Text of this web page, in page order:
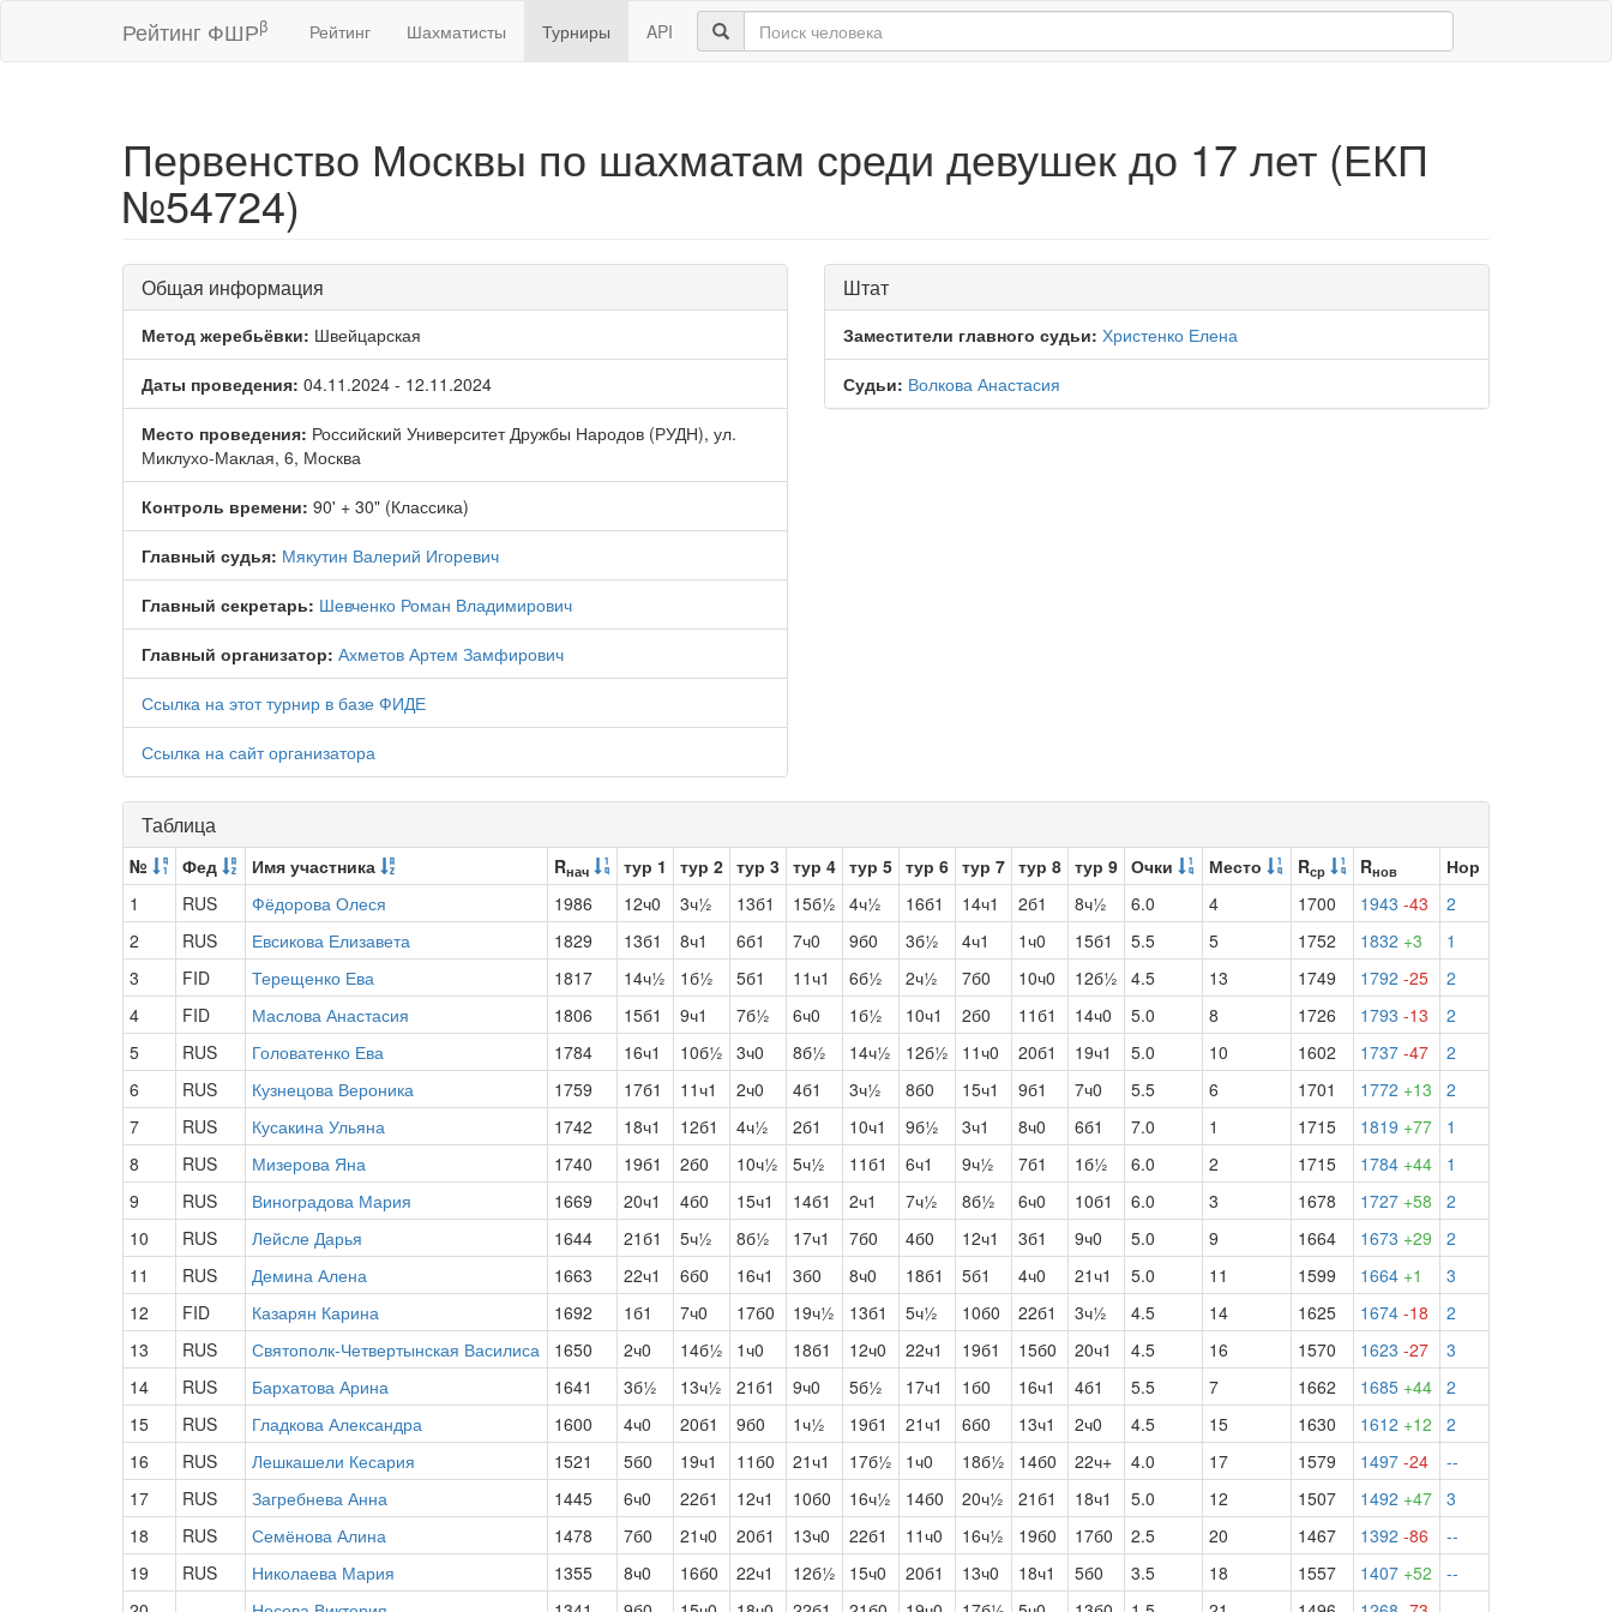
Рейтинг ФШРβ Рейтинг Шахматисты Турниры API
Первенство Москвы по шахматам среди девушек до 17 лет (ЕКП
№54724)
Общая информация
Метод жеребьёвки: Швейцарская
Даты проведения: 04.11.2024 - 12.11.2024
Место проведения: Российский Университет Дружбы Народов (РУДН), ул.
Миклухо-Маклая, 6, Москва
Контроль времени: 90' + 30" (Классика)
Главный судья: Мякутин Валерий Игоревич
Главный секретарь: Шевченко Роман Владимирович
Главный организатор: Ахметов Артем Замфирович
Ссылка на этот турнир в базе ФИДЕ
Ссылка на сайт организатора
Штат
Заместители главного судьи: Христенко Елена
Судьи: Волкова Анастасия
Таблица
№ Фед Имя участника Rнач тур 1 тур 2 тур 3 тур 4 тур 5 тур 6 тур 7 тур 8 тур 9 Очки Место Rср Rнов
Нор
1
RUS Фёдорова Олеся 1986 12ч0 3ч½ 13б1 15б½ 4ч½ 16б1 14ч1 2б1 8ч½ 6.0 4 1700 1943 -43
2
2
RUS Евсикова Елизавета 1829 13б1 8ч1 6б1 7ч0 9б0 3б½ 4ч1 1ч0 15б1 5.5 5 1752 1832 +3
1
3
FID Терещенко Ева 1817 14ч½ 1б½ 5б1 11ч1 6б½ 2ч½ 7б0 10ч0 12б½ 4.5 13 1749 1792 -25
2
4
FID Маслова Анастасия 1806 15б1 9ч1 7б½ 6ч0 1б½ 10ч1 2б0 11б1 14ч0 5.0 8 1726 1793 -13
2
5
RUS Головатенко Ева 1784 16ч1 10б½ 3ч0 8б½ 14ч½ 12б½ 11ч0 20б1 19ч1 5.0 10 1602 1737 -47
2
6
RUS Кузнецова Вероника 1759 17б1 11ч1 2ч0 4б1 3ч½ 8б0 15ч1 9б1 7ч0 5.5 6 1701 1772 +13
2
7
RUS Кусакина Ульяна 1742 18ч1 12б1 4ч½ 2б1 10ч1 9б½ 3ч1 8ч0 6б1 7.0 1 1715 1819 +77
1
8
RUS Мизерова Яна 1740 19б1 2б0 10ч½ 5ч½ 11б1 6ч1 9ч½ 7б1 1б½ 6.0 2 1715 1784 +44
1
9
RUS Виноградова Мария 1669 20ч1 4б0 15ч1 14б1 2ч1 7ч½ 8б½ 6ч0 10б1 6.0 3 1678 1727 +58
2
10
RUS Лейсле Дарья 1644 21б1 5ч½ 8б½ 17ч1 7б0 4б0 12ч1 3б1 9ч0 5.0 9 1664 1673 +29
2
11
RUS Демина Алена 1663 22ч1 6б0 16ч1 3б0 8ч0 18б1 5б1 4ч0 21ч1 5.0 11 1599 1664 +1
3
12
FID Казарян Карина 1692 1б1 7ч0 17б0 19ч½ 13б1 5ч½ 10б0 22б1 3ч½ 4.5 14 1625 1674 -18
2
13
RUS Святополк-Четвертынская Василиса 1650 2ч0 14б½ 1ч0 18б1 12ч0 22ч1 19б1 15б0 20ч1 4.5 16 1570 1623 -27
3
14
RUS Бархатова Арина 1641 3б½ 13ч½ 21б1 9ч0 5б½ 17ч1 1б0 16ч1 4б1 5.5 7 1662 1685 +44 2
15
RUS Гладкова Александра 1600 4ч0 20б1 9б0 1ч½ 19б1 21ч1 6б0 13ч1 2ч0 4.5 15 1630 1612 +12
2
16
RUS Лешкашели Кесария 1521 5б0 19ч1 11б0 21ч1 17б½ 1ч0 18б½ 14б0 22ч+ 4.0 17 1579 1497 -24
--
17
RUS Загребнева Анна 1445 6ч0 22б1 12ч1 10б0 16ч½ 14б0 20ч½ 21б1 18ч1 5.0 12 1507 1492 +47 3
18
RUS Семёнова Алина 1478 7б0 21ч0 20б1 13ч0 22б1 11ч0 16ч½ 19б0 17б0 2.5 20 1467 1392 -86
--
19
RUS Николаева Мария 1355 8ч0 16б0 22ч1 12б½ 15ч0 20б1 13ч0 18ч1 5б0 3.5 18 1557 1407 +52
--